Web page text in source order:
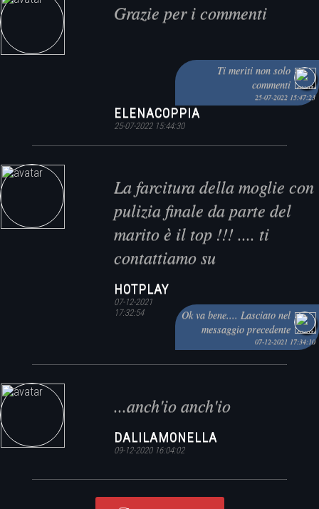
Grazie per i commenti
Ti meriti non solo
commenti
25-07-2022 15:47:23
ELENACOPPIA
25-07-2022 15:44:30
La farcitura della moglie con
pulizia finale da parte del
marito è il top !!! .... ti
contattiamo su
Ok va bene.... Lasciato nel
messaggio precedente
07-12-2021 17:34:10
HOTPLAY
07-12-2021
17:32:54
...anch'io anch'io
DALILAMONELLA
09-12-2020 16:04:02